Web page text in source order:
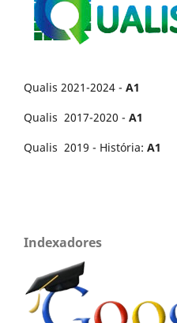
Qualis 2021-2024 - A1
Qualis 2017-2020 - A1
Qualis 2019 - História: A1
Indexadores